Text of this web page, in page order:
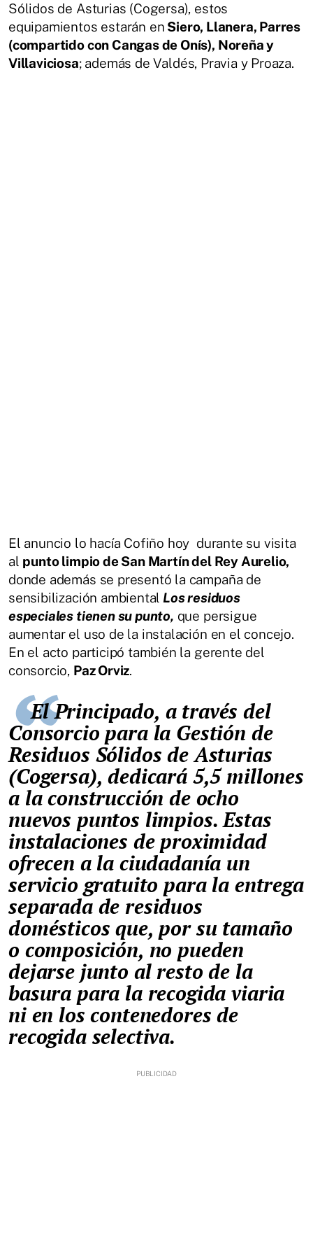
Sólidos de Asturias (Cogersa), estos
equipamientos estarán en Siero, Llanera, Parres
(compartido con Cangas de Onís), Noreña y
Villaviciosa; además de Valdés, Pravia y Proaza.
El anuncio lo hacía Cofiño hoy durante su visita
al punto limpio de San Martín del Rey Aurelio,
donde además se presentó la campaña de
sensibilización ambiental Los residuos
especiales tienen su punto, que persigue
aumentar el uso de la instalación en el concejo.
En el acto participó también la gerente del
consorcio, Paz Orviz.
El Principado, a través del
Consorcio para la Gestión de
Residuos Sólidos de Asturias
(Cogersa), dedicará 5,5 millones
a la construcción de ocho
nuevos puntos limpios. Estas
instalaciones de proximidad
ofrecen a la ciudadanía un
servicio gratuito para la entrega
separada de residuos
domésticos que, por su tamaño
o composición, no pueden
dejarse junto al resto de la
basura para la recogida viaria
ni en los contenedores de
recogida selectiva.